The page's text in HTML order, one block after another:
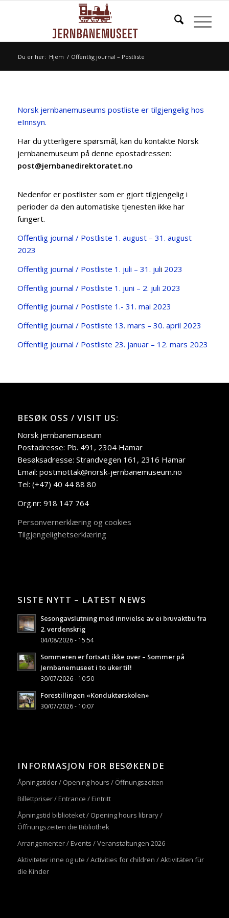
Du er her: Hjem / Offentlig journal – Postliste
Norsk jernbanemuseums postliste er tilgjengelig hos
eInnsyn.
Har du ytterligere spørsmål, kan du kontakte Norsk
jernbanemuseum på denne epostadressen:
post@jernbanedirektoratet.no
Nedenfor er postlister som er gjort tilgjengelig i
perioder da den automatiske tjenesten ikke har
fungert.
Offentlig journal / Postliste 1. august – 31. august
2023
Offentlig journal / Postliste 1. juli – 31. juli 2023
Offentlig journal / Postliste 1. juni – 2. juli 2023
Offentlig journal / Postliste 1.- 31. mai 2023
Offentlig journal / Postliste 13. mars – 30. april 2023
Offentlig journal / Postliste 23. januar – 12. mars 2023
BESØK OSS / VISIT US:
Norsk jernbanemuseum
Postadresse: Pb. 491, 2304 Hamar
Besøksadresse: Strandvegen 161, 2316 Hamar
Email: postmottak@norsk-jernbanemuseum.no
Tel: (+47) 40 44 88 80
Org.nr: 918 147 764
Personvernerklæring og cookies
Tilgjengelighetserklæring
SISTE NYTT – LATEST NEWS
Sesongavslutning med innvielse av ei bruvaktbu fra
2. verdenskrig
04/08/2026 - 15:54
Sommeren er fortsatt ikke over – Sommer på
Jernbanemuseet i to uker til!
30/07/2026 - 10:50
Forestillingen «Konduktørskolen»
30/07/2026 - 10:07
INFORMASJON FOR BESØKENDE
Åpningstider / Opening hours / Öffnungszeiten
Billettpriser / Entrance / Eintritt
Åpningstid biblioteket / Opening hours library /
Öffnungszeiten die Bibliothek
Arrangementer / Events / Veranstaltungen 2026
Aktiviteter inne og ute / Activities for children / Aktivitäten für
die Kinder